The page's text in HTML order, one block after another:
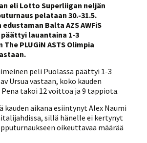
eli Lotto Superliigan neljän
pelataan 30.-31.5.
Balta AZS AWFiS
päättyi lauantaina 1-3
PLUGiN ASTS Olimpia
peli Puolassa päättyi 1-3
Ursua vastaan, koko kauden
takoi 12 voittoa ja 9 tappiota.
kauden aikana esiintynyt Alex Naumi
sillä hänelle ei kertynyt
oikeuttavaa määrää